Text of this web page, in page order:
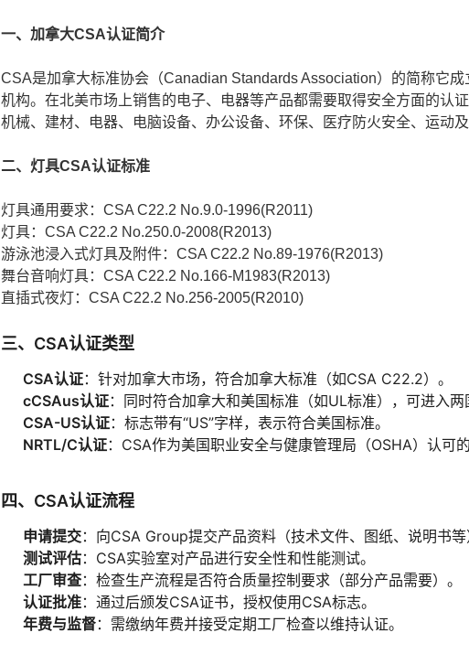
一、加拿大CSA认证简介
CSA是加拿大标准协会（Canadian Standards Association）的简称它
机构。在北美市场上销售的电子、电器等产品都需要取得安全方面的认
机械、建材、电器、电脑设备、办公设备、环保、医疗防火安全、运动
二、灯具CSA认证标准
灯具通用要求：CSA C22.2 No.9.0-1996(R2011)
灯具：CSA C22.2 No.250.0-2008(R2013)
游泳池浸入式灯具及附件：CSA C22.2 No.89-1976(R2013)
舞台音响灯具：CSA C22.2 No.166-M1983(R2013)
直插式夜灯：CSA C22.2 No.256-2005(R2010)
三、CSA认证类型
CSA认证：针对加拿大市场，符合加拿大标准（如CSA C22.2）。
cCSAus认证：同时符合加拿大和美国标准（如UL标准），可进入两
CSA-US认证：标志带有“US”字样，表示符合美国标准。
NRTL/C认证：CSA作为美国职业安全与健康管理局（OSHA）认可
四、CSA认证流程
申请提交：向CSA Group提交产品资料（技术文件、图纸、说明书等
测试评估：CSA实验室对产品进行安全性和性能测试。
工厂审查：检查生产流程是否符合质量控制要求（部分产品需要）。
认证批准：通过后颁发CSA证书，授权使用CSA标志。
年费与监督：需缴纳年费并接受定期工厂检查以维持认证。